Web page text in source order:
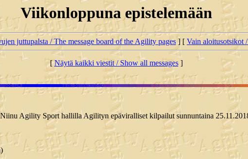
Viikonloppuna epistelemään
juttupalsta / The message board of the Agility pages] [ Vain aloitusotsikot
[Näytä kaikki viestit / Show all messages]
Agility Sport hallilla Agilityn epäviralliset kilpailut sunnuntaina